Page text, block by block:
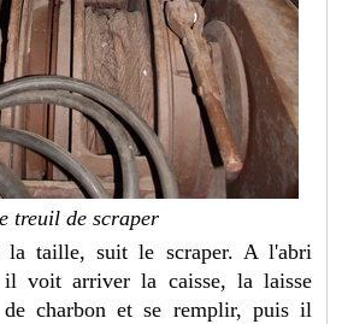
treuil de scraper
la taille, suit le scraper. A l'abri
voit arriver la caisse, la laisse
charbon et se remplir, puis il